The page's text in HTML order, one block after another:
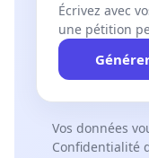
Écrivez avec
une pétition
Vos données
Confidentialité